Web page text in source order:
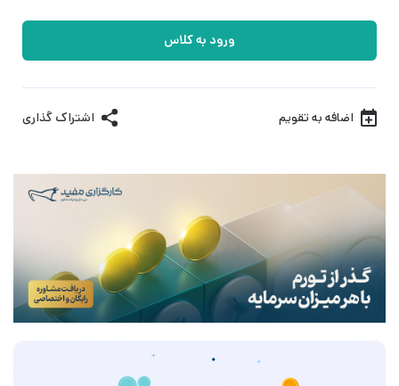
ورود به کلاس
اضافه به تقویم اشتراک گذاری